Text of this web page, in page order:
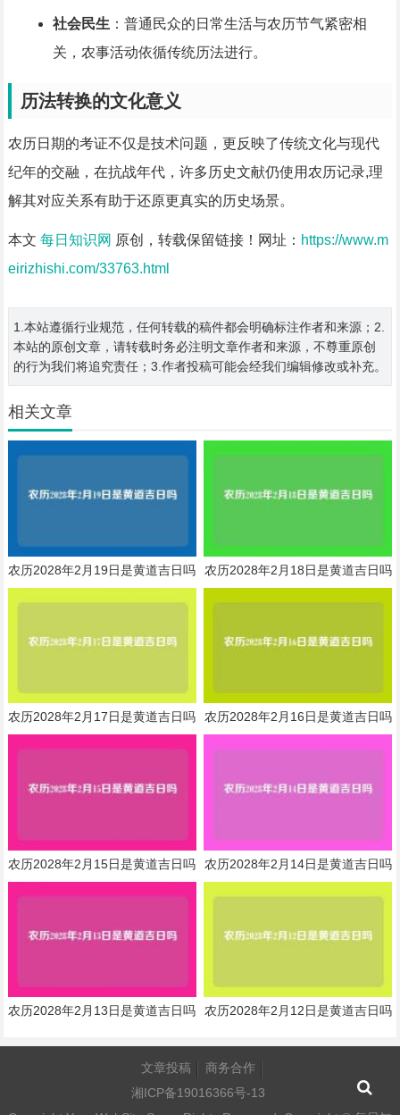
社会民生：普通民众的日常生活与农历节气紧密相
关，农事活动依循传统历法进行。
历法转换的文化意义
农历日期的考证不仅是技术问题，更反映了传统文化与现代
纪年的交融，在抗战年代，许多历史文献仍使用农历记录,理
解其对应关系有助于还原更真实的历史场景。
本文 每日知识网 原创，转载保留链接！网址： https://www.m
eirizhishi.com/33763.html
1.本站遵循行业规范，任何转载的稿件都会明确标注作者和来源；2.
本站的原创文章，请转载时务必注明文章作者和来源，不尊重原创
的行为我们将追究责任；3.作者投稿可能会经我们编辑修改或补充。
相关文章
农历2028年2月19日是黄道吉日吗 农历2028年2月18日是黄道吉日吗
农历2028年2月17日是黄道吉日吗 农历2028年2月16日是黄道吉日吗
农历2028年2月15日是黄道吉日吗 农历2028年2月14日是黄道吉日吗
农历2028年2月13日是黄道吉日吗 农历2028年2月12日是黄道吉日吗
文章投稿
商务合作
湘ICP备19016366号-13